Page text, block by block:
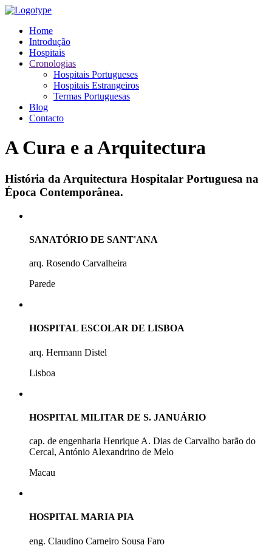
Home
Introdução
Hospitais
Cronologias
Hospitais Portugueses
Hospitais Estrangeiros
Termas Portuguesas
Blog
Contacto
A Cura e a Arquitectura
História da Arquitectura Hospitalar Portuguesa na
Época Contemporânea.
SANATÓRIO DE SANT'ANA
arq. Rosendo Carvalheira
Parede
HOSPITAL ESCOLAR DE LISBOA
arq. Hermann Distel
Lisboa
HOSPITAL MILITAR DE S. JANUÁRIO
cap. de engenharia Henrique A. Dias de Carvalho barão do
Cercal, António Alexandrino de Melo
Macau
HOSPITAL MARIA PIA
eng. Claudino Carneiro Sousa Faro